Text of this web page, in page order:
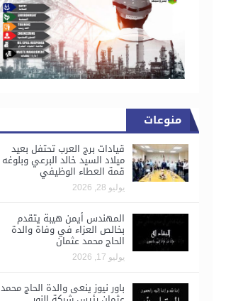
منوعات
قيادات برج العرب تحتفل بعيد
ميلاد السيد خالد البرعي وبلوغه
قمة العطاء الوظيفي
يوليو 28, 2026
المهندس أيمن هيبة يتقدم
بخالص العزاء في وفاة والدة
الحاج محمد عثمان
يوليو 17, 2026
باور نيوز ينعى والدة الحاج محمد